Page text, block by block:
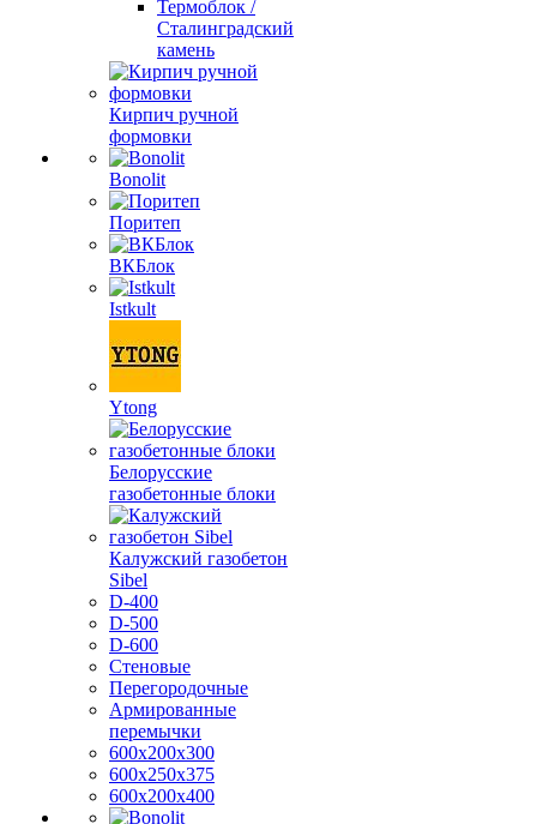
Термоблок /
Сталинградский
камень
Кирпич ручной
формовки
Bonolit
Поритеп
ВКБлок
Istkult
Ytong
Белорусские
газобетонные блоки
Калужский газобетон
Sibel
D-400
D-500
D-600
Стеновые
Перегородочные
Армированные
перемычки
600х200х300
600х250х375
600х200х400